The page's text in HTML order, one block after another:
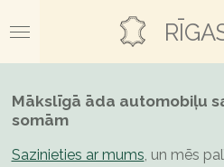
to
main
Mākslīgā āda automobiļu
somām
Sazinieties ar mums, un mēs